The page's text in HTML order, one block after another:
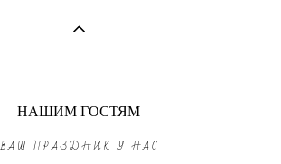
НАШИМ ГОСТЯМ
ВАШ ПРАЗДНИК У НАС